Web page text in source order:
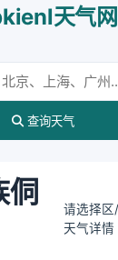
天气网
查询天气
侗
请选择区
天气详情